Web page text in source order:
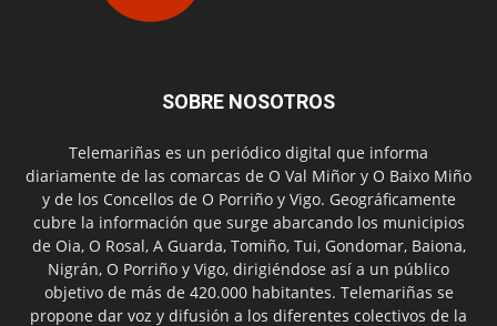
SOBRE NOSOTROS
Telemariñas es un periódico digital que informa
diariamente de las comarcas de O Val Miñor y O Baixo Miño
y de los Concellos de O Porriño y Vigo. Geográficamente
cubre la información que surge abarcando los municipios
de Oia, O Rosal, A Guarda, Tomiño, Tui, Gondomar, Baiona,
Nigrán, O Porriño y Vigo, dirigiéndose así a un público
objetivo de más de 420.000 habitantes. Telemariñas se
propone dar voz y difusión a los diferentes colectivos de la